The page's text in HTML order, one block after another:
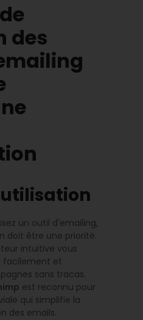
des
un outil d'emailing,
doit être une priorité.
intuitive vous
facilement et
sans tracas.
est reconnu pour
qui simplifie la
des emails.